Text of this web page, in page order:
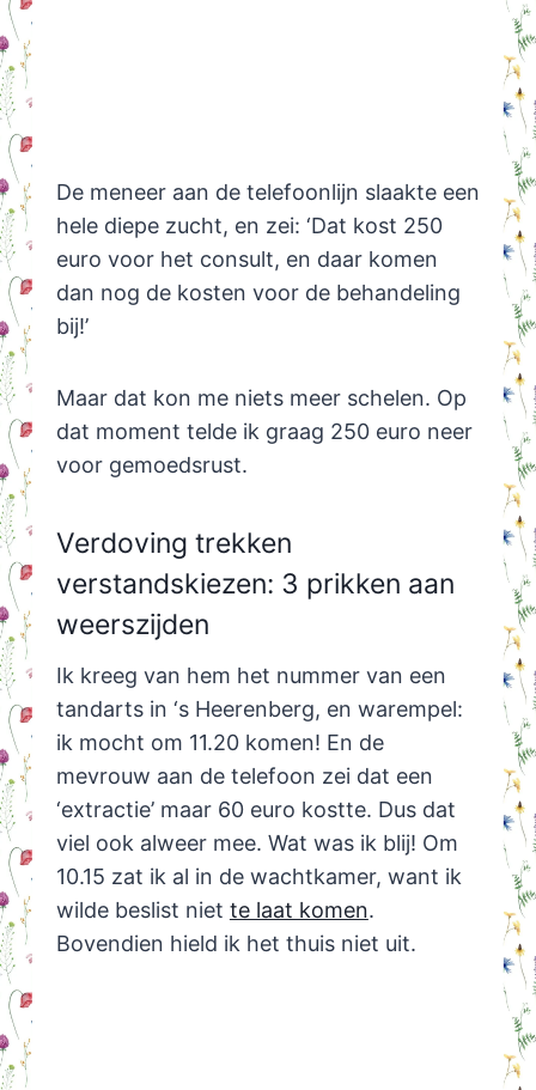
De meneer aan de telefoonlijn slaakte een
hele diepe zucht, en zei: ‘Dat kost 250
euro voor het consult, en daar komen
dan nog de kosten voor de behandeling
bij!’
Maar dat kon me niets meer schelen. Op
dat moment telde ik graag 250 euro neer
voor gemoedsrust.
Verdoving trekken
verstandskiezen: 3 prikken aan
weerszijden
Ik kreeg van hem het nummer van een
tandarts in ‘s Heerenberg, en warempel:
ik mocht om 11.20 komen! En de
mevrouw aan de telefoon zei dat een
‘extractie’ maar 60 euro kostte. Dus dat
viel ook alweer mee. Wat was ik blij! Om
10.15 zat ik al in de wachtkamer, want ik
wilde beslist niet te laat komen.
Bovendien hield ik het thuis niet uit.